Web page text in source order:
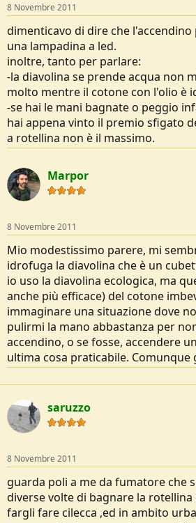
8 Novembre 2011
dimenticavo di dire che
una lampadina a led.
inoltre, tanto per parlare:
-la diavolina se prende acqua non
molto mentre il cotone con l'olio è
-se hai le mani bagnate o peggio
hai appena vinto il premio sfigato
a rotellina non è il massimo.
Marpor
8 Novembre 2011
Mio modestissimo parere, mi
idrofuga la diavolina che è un
io uso la diavolina ecologica, ma
anche più efficace) del cotone
immaginare una situazione dove
pulirmi la mano abbastanza per
accendino, o se fosse, accendere
ultima cosa praticabile. Comunque
saruzzo
8 Novembre 2011
guarda poli a me da fumatore che
diverse volte di bagnare la rotellina
fargli fare cilecca ,ed in ambito